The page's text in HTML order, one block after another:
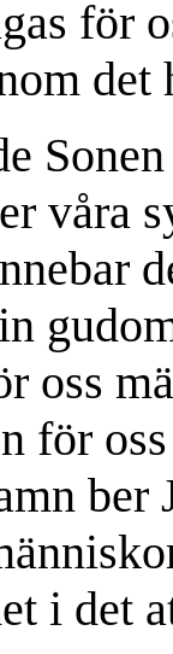
för
det
våra
oss
för
ber
i det